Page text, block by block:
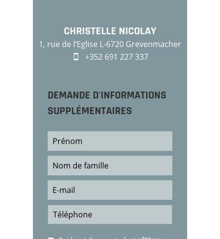
CHRISTELLE NICOLAY
1, rue de l‘Eglise L-6720 Grevenmacher
+352 691 227 337
DEMANDE D'INFORMATIONS
SUPPLÉMENTAIRES